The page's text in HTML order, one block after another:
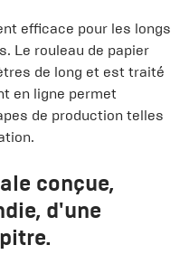
efficace pour les longs
Le rouleau de papier
de long et est traité
en ligne permet
de production telles
conçue,
d'une